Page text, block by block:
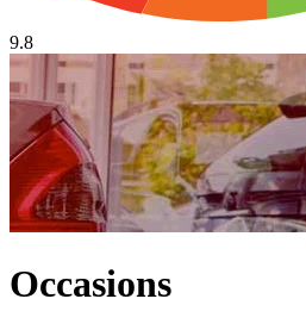
9.8
Occasions